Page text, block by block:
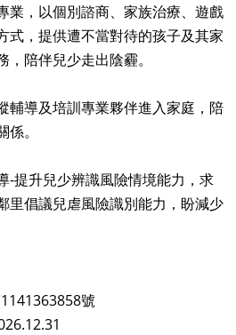
業，以個別諮商、家族治療、遊戲
式，提供遭不當對待的孩子及其家
陪伴兒少走出陰霾。
輔導及培訓專業夥伴進入家庭，陪
。
-提升兒少辨識風險情境能力，求
里倡議兒虐風險識別能力，盼減少
號